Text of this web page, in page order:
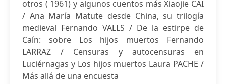
otros ( 1961) y algunos cuentos más Xiaojie CAI
/ Ana María Matute desde China, su trilogía
medieval Fernando VALLS / De la estirpe de
Caín: sobre Los hijos muertos Fernando
LARRAZ / Censuras y autocensuras en
Luciérnagas y Los hijos muertos Laura PACHE /
Más allá de una encuesta